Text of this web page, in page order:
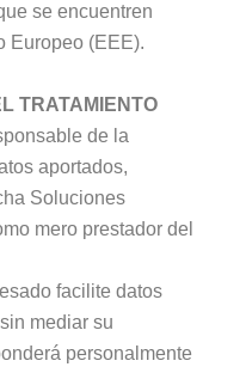
se encuentren
Europeo (EEE).
TRATAMIENTO
de la
aportados,
Soluciones
mero prestador del
facilite datos
mediar su
personalmente